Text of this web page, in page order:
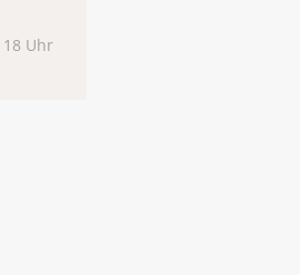
18 Uhr